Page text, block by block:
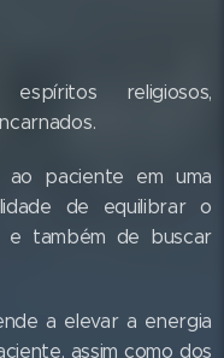
religiosos,
ao paciente em uma
de equilibrar o
e também de buscar
a elevar a energia
assim como dos